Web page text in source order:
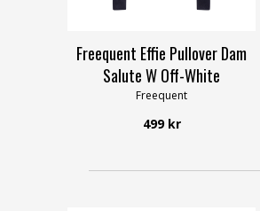
Freequent Effie Pullover Dam
Salute W Off-White
Freequent
499 kr